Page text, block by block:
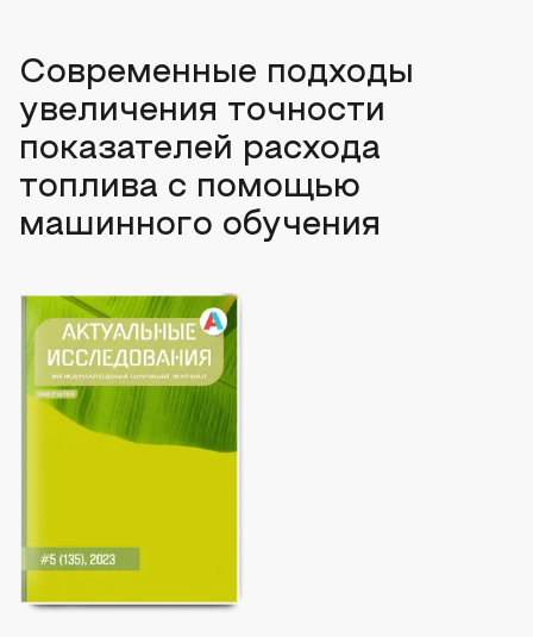
Современные подходы
увеличения точности
показателей расхода
топлива с помощью
машинного обучения